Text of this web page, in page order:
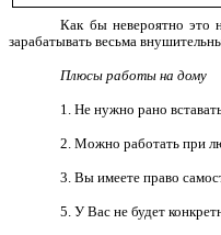
Как бы невероятно это
зарабатывать весьма
Плюсы работы на дому
1. Не нужно рано
2. Можно работать при
3. Вы имеете право
5. У Вас не будет